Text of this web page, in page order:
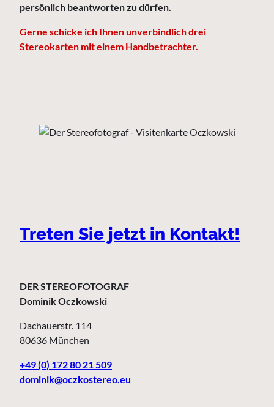
persönlich beantworten zu dürfen.
Gerne schicke ich Ihnen unverbindlich drei
Stereokarten mit einem Handbetrachter.
Treten Sie jetzt in Kontakt!
DER STEREOFOTOGRAF
Dominik Oczkowski
Dachauerstr. 114
80636 München
+49 (0) 172 80 21 509
dominik@oczkostereo.eu